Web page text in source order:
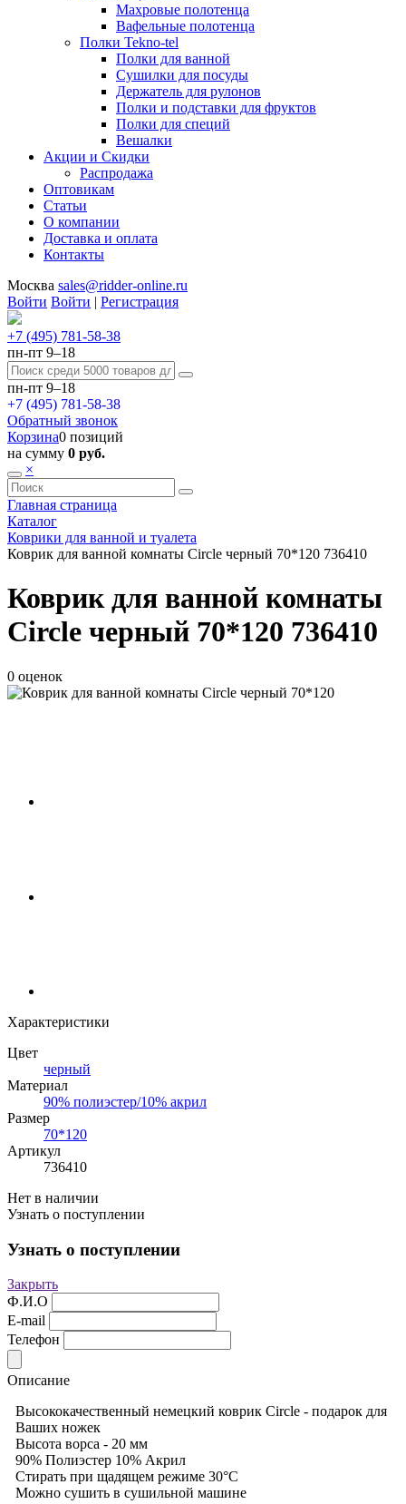
Махровые полотенца
Вафельные полотенца
Полки Tekno-tel
Полки для ванной
Сушилки для посуды
Держатель для рулонов
Полки и подставки для фруктов
Полки для специй
Вешалки
Акции и Скидки
Распродажа
Оптовикам
Статьи
О компании
Доставка и оплата
Контакты
Москва sales@ridder-online.ru
Войти Войти | Регистрация
+7 (495) 781-58-38
пн-пт 9–18
пн-пт 9–18
+7 (495) 781-58-38
Обратный звонок
Корзина0 позиций
на сумму 0 руб.
×
Главная страница
Каталог
Коврики для ванной и туалета
Коврик для ванной комнаты Circle черный 70*120 736410
Коврик для ванной комнаты
Circle черный 70*120 736410
0 оценок
Характеристики
Цвет
черный
Материал
90% полиэстер/10% акрил
Размер
70*120
Артикул
736410
Нет в наличии
Узнать о поступлении
Узнать о поступлении
Закрыть
Ф.И.О
E-mail
Телефон
Описание
Высококачественный немецкий коврик Circle - подарок для
Ваших ножек
Высота ворса - 20 мм
90% Полиэстер 10% Акрил
Стирать при щадящем режиме 30°С
Можно сушить в сушильной машине